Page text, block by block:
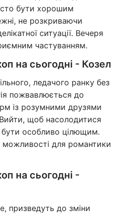
бути хорошим
не розкриваючи
ситуації. Вечеря
частуванням.
на сьогодні - Козел
ледачого ранку без
пожвавлюється до
із розумними друзями
щоб насолодитися
особливо цілющим.
можливості для романтики
на сьогодні -
призведуть до зміни